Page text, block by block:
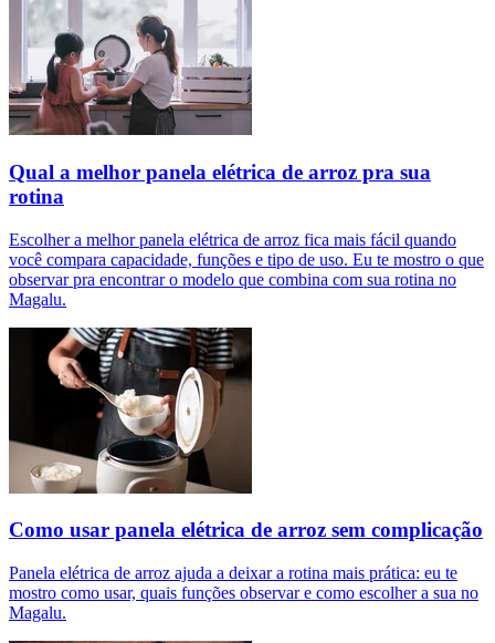
Qual a melhor panela elétrica de arroz pra sua
rotina
Escolher a melhor panela elétrica de arroz fica mais fácil quando
você compara capacidade, funções e tipo de uso. Eu te mostro o que
observar pra encontrar o modelo que combina com sua rotina no
Magalu.
Como usar panela elétrica de arroz sem complicação
Panela elétrica de arroz ajuda a deixar a rotina mais prática: eu te
mostro como usar, quais funções observar e como escolher a sua no
Magalu.